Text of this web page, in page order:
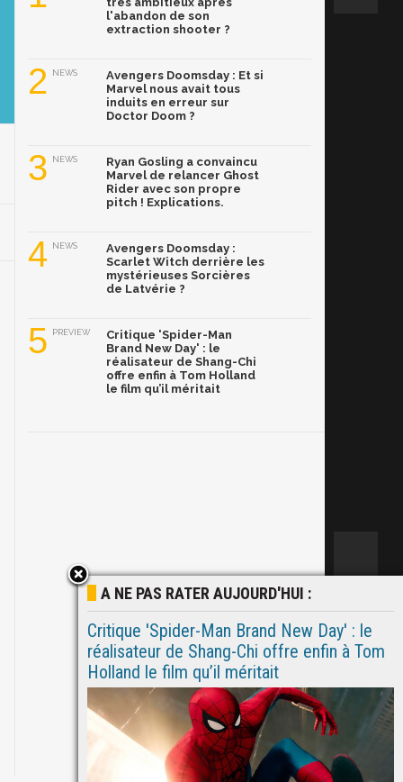
l'abandon de son
extraction shooter ?
2 NEWS
Avengers Doomsday : Et si
Marvel nous avait tous
induits en erreur sur
Doctor Doom ?
3 NEWS
Ryan Gosling a convaincu
Marvel de relancer Ghost
Rider avec son propre
pitch ! Explications.
4 NEWS
Avengers Doomsday :
Scarlet Witch derrière les
mystérieuses Sorcières
de Latvérie ?
5 PREVIEW
Critique 'Spider-Man
Brand New Day' : le
réalisateur de Shang-Chi
offre enfin à Tom Holland
le film qu’il méritait
A NE PAS RATER AUJOURD'HUI :
Critique 'Spider-Man Brand New Day' : le
réalisateur de Shang-Chi offre enfin à Tom
Holland le film qu’il méritait